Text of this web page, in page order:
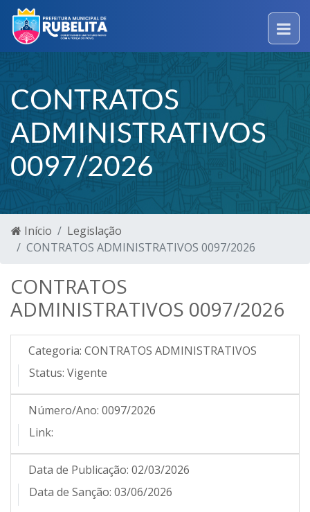
CONTRATOS
ADMINISTRATIVOS
0097/2026
Início
Legislação
CONTRATOS ADMINISTRATIVOS 0097/2026
CONTRATOS
ADMINISTRATIVOS 0097/2026
Categoria: CONTRATOS ADMINISTRATIVOS
Status: Vigente
Número/Ano: 0097/2026
Link:
Data de Publicação: 02/03/2026
Data de Sanção: 03/06/2026